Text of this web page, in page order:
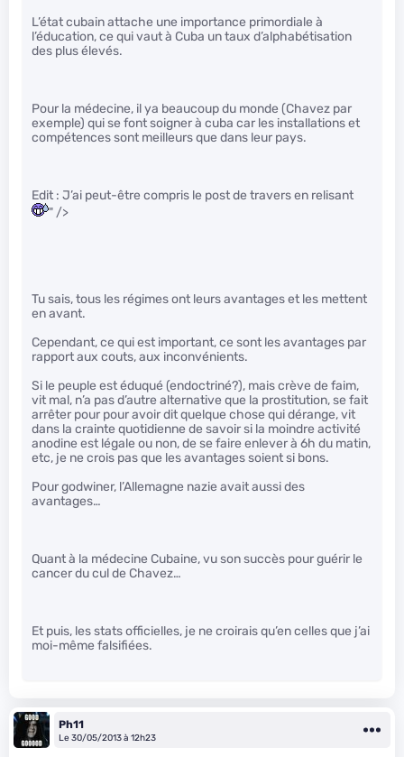
L’état cubain attache une importance primordiale à
l’éducation, ce qui vaut à Cuba un taux d’alphabétisation
des plus élevés.
Pour la médecine, il ya beaucoup du monde (Chavez par
exemple) qui se font soigner à cuba car les installations et
compétences sont meilleurs que dans leur pays.
Edit : J’ai peut-être compris le post de travers en relisant
" />
Tu sais, tous les régimes ont leurs avantages et les mettent
en avant.
Cependant, ce qui est important, ce sont les avantages par
rapport aux couts, aux inconvénients.
Si le peuple est éduqué (endoctriné?), mais crève de faim,
vit mal, n’a pas d’autre alternative que la prostitution, se fait
arrêter pour pour avoir dit quelque chose qui dérange, vit
dans la crainte quotidienne de savoir si la moindre activité
anodine est légale ou non, de se faire enlever à 6h du matin,
etc, je ne crois pas que les avantages soient si bons.
Pour godwiner, l’Allemagne nazie avait aussi des
avantages…
Quant à la médecine Cubaine, vu son succès pour guérir le
cancer du cul de Chavez…
Et puis, les stats officielles, je ne croirais qu’en celles que j’ai
moi-même falsifiées.
Ph11
Le 30/05/2013 à 12h23